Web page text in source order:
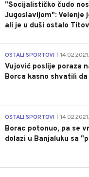
"Socijalističko čudo
Jugoslavijom": Velenje
ali je u duši ostalo
OSTALI SPORTOVI 14.02.2021.
Vujović poslije poraza
Borca kasno shvatili
OSTALI SPORTOVI 14.02.2021.
Borac potonuo, pa se
dolazi u Banjaluku sa